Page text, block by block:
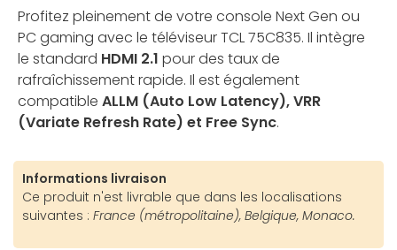
Profitez pleinement de votre console Next Gen ou
PC gaming avec le téléviseur TCL 75C835. Il intègre
le standard HDMI 2.1 pour des taux de
rafraîchissement rapide. Il est également
compatible ALLM (Auto Low Latency), VRR
(Variate Refresh Rate) et Free Sync.
Informations livraison
Ce produit n'est livrable que dans les localisations
suivantes : France (métropolitaine), Belgique, Monaco.